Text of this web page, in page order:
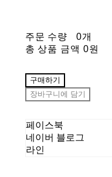
주문 수량
0개
총 상품 금액 0원
구매하기
장바구니에 담기
페이스북
네이버 블로그
라인